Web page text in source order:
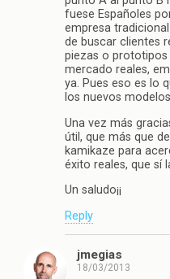
fuese Españoles
empresa
de buscar clientes
piezas o prototipos
mercado reales,
ya. Pues eso es lo
los nuevos
Una vez más
útil, que más que
kamikaze para
éxito reales, que sí
Un saludo¡¡
Reply
jmegias
18/03/2013